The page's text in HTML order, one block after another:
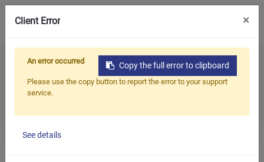
应用
首页 Products
废塑料回收造粒系统
ASP单螺杆挤出生产线用于厂内回收的切碎和造粒
Client Error ×
Copy the full error to clipboard
An error occurred
Please use the copy button to report the error to your support
service.
See details